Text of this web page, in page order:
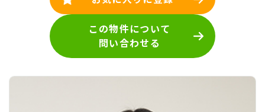
この物件について
問い合わせる